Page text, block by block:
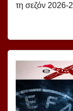
τη σεζόν 2026-